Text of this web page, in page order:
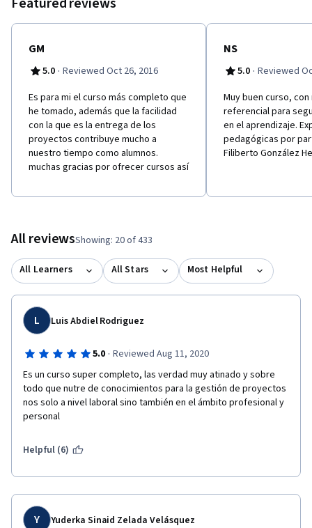
GM
5.0 · Reviewed Oct 26, 2016
Es para mi el curso más completo que
he tomado, además que la facilidad
con la que es la entrega de los
proyectos contribuye mucho a
nuestro tiempo como alumnos.
muchas gracias por ofrecer cursos así
NS
5.0 · Reviewed
Muy buen curso,
referencial para
en el aprendizaje.
pedagógicas por
Filiberto González
All reviewsShowing: 20 of 433
All Learners All Stars Most Helpful
L Luis Abdiel Rodriguez
5.0 · Reviewed Aug 11, 2020
Es un curso super completo, las verdad muy atinado y sobre
todo que nutre de conocimientos para la gestión de proyectos
nos solo a nivel laboral sino también en el ámbito profesional y
personal
Helpful (6)
Y Yuderka Sinaid Zelada Velásquez